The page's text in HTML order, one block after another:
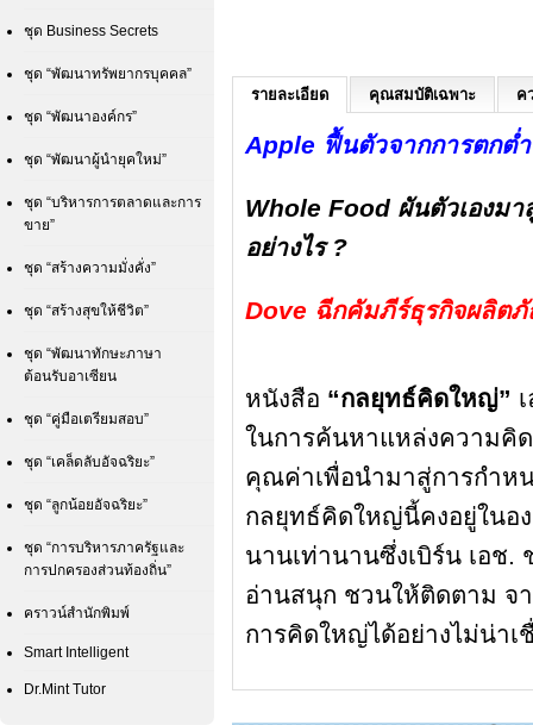
ชุด Business Secrets
ชุด “พัฒนาทรัพยากรบุคคล”
ชุด “พัฒนาองค์กร”
ชุด “พัฒนาผู้นำยุคใหม่”
ชุด “บริหารการตลาดและการ
ขาย”
ชุด “สร้างความมั่งคั่ง”
ชุด “สร้างสุขให้ชีวิต”
ชุด “พัฒนาทักษะภาษา
ต้อนรับอาเซียน
ชุด “คู่มือเตรียมสอบ”
ชุด “เคล็ดลับอัจฉริยะ”
ชุด “ลูกน้อยอัจฉริยะ”
ชุด “การบริหารภาครัฐและ
การปกครองส่วนท้องถิ่น”
คราวน์สำนักพิมพ์
Smart Intelligent
Dr.Mint Tutor
รายละเอียด คุณสมบัติเฉพาะ ค
Apple ฟื้นตัวจากการตกต่
Whole Food ผันตัวเองมา
อย่างไร ?
Dove ฉีกคัมภีร์ธุรกิจผลิต
หนังสือ “กลยุทธ์คิดใหญ่”
ในการค้นหาแหล่งความคิ
คุณค่าเพื่อนำมาสู่การกำห
กลยุทธ์คิดใหญ่นี้คงอยู่ในอ
นานเท่านานซึ่งเบิร์น เอช
อ่านสนุก ชวนให้ติดตาม จ
การคิดใหญ่ได้อย่างไม่น่าเ